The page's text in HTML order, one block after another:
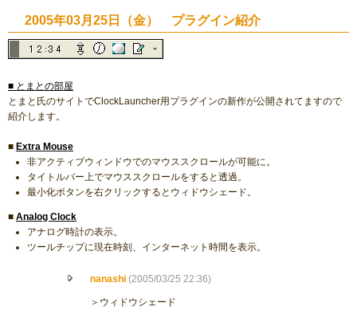
2005年03月25日（金） プラグイン紹介
■ とまとの部屋
とまと氏のサイトでClockLauncher用プラグインの新作が公開されてますので
紹介します。
■ Extra Mouse
非アクティブウィンドウでのマウススクロールが可能に。
タイトルバー上でマウススクロールをすると透過。
最小化ボタンを右クリックするとウィドウシェード。
■ Analog Clock
アナログ時計の表示。
ツールチップに現在時刻、インターネット時間を表示。
nanashi (2005/03/25 22:36)
＞ウィドウシェード